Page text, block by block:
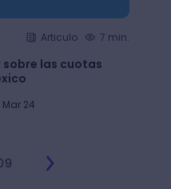
Articulo 7 min.
sobre las cuotas
24